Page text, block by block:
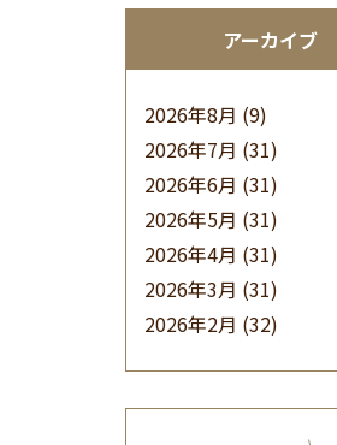
アーカイブ
2026年8月 (9)
2026年7月 (31)
2026年6月 (31)
2026年5月 (31)
2026年4月 (31)
2026年3月 (31)
2026年2月 (32)